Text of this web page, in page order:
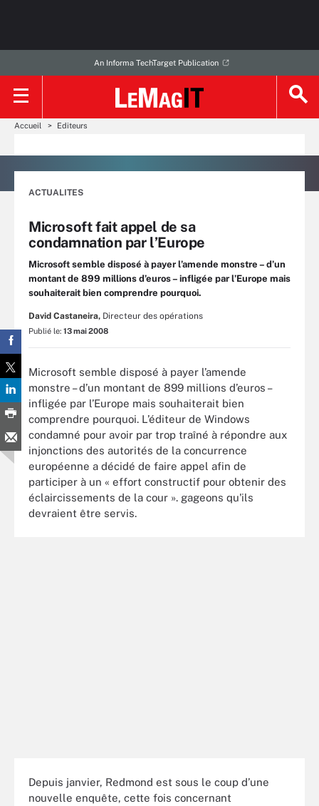
An Informa TechTarget Publication
Accueil Editeurs
ACTUALITES
Microsoft fait appel de sa
condamnation par l’Europe
Microsoft semble disposé à payer l’amende monstre – d’un
montant de 899 millions d’euros – infligée par l’Europe mais
souhaiterait bien comprendre pourquoi.
David Castaneira, Directeur des opérations
Publié le: 13 mai 2008
Microsoft semble disposé à payer l’amende
monstre – d’un montant de 899 millions d’euros –
infligée par l’Europe mais souhaiterait bien
comprendre pourquoi. L’éditeur de Windows
condamné pour avoir par trop traîné à répondre aux
injonctions des autorités de la concurrence
européenne a décidé de faire appel afin de
participer à un « effort constructif pour obtenir des
éclaircissements de la cour ». gageons qu'ils
devraient être servis.
Depuis janvier, Redmond est sous le coup d’une
nouvelle enquête, cette fois concernant